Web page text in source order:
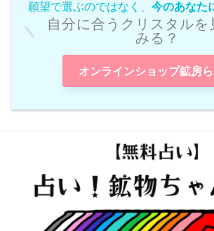
願望で選ぶのではなく、 今のあなた
自分に合うクリスタルを
みる？
オンラインショップ鉱房ら